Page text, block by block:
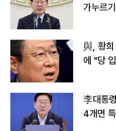
가누르
與, 황희
에 "당
李대통
4개면